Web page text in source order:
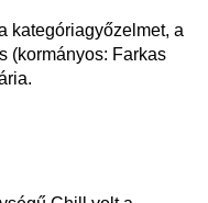
kategóriagyőzelmet, a
(kormányos: Farkas